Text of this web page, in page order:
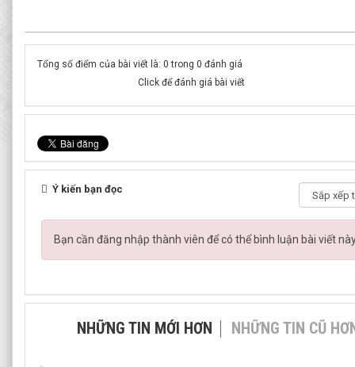
Tổng số điểm của bài viết là: 0 trong 0 đánh giá
Click để đánh giá bài viết
Ý kiến bạn đọc
Bạn cần đăng nhập thành viên để có thể bình luận bài viết
NHỮNG TIN MỚI HƠN NHỮNG TIN CŨ